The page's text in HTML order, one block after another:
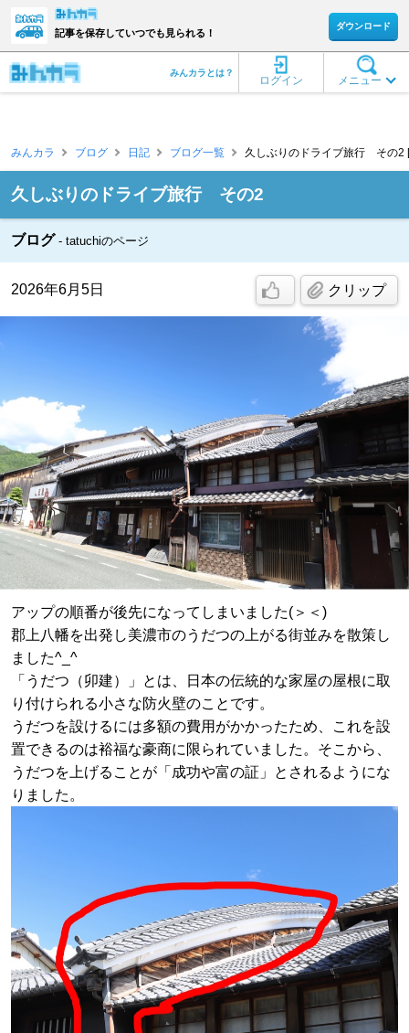
記事を保存していつでも見られる！
ダウンロード
メニュー
ログイン
みんカラとは？
みんカラ ブログ 日記 ブログ一覧 久しぶりのドライブ旅行 その2
久しぶりのドライブ旅行 その2
ブログ tatuchiのページ
2026年6月5日 クリップ
アップの順番が後先になってしまいました(＞＜)
郡上八幡を出発し美濃市のうだつの上がる街並みを散策し
ました^_^
「うだつ（卯建）」とは、日本の伝統的な家屋の屋根に取
り付けられる小さな防火壁のことです。
うだつを設けるには多額の費用がかかったため、これを設
置できるのは裕福な豪商に限られていました。そこから、
うだつを上げることが「成功や富の証」とされるようにな
りました。